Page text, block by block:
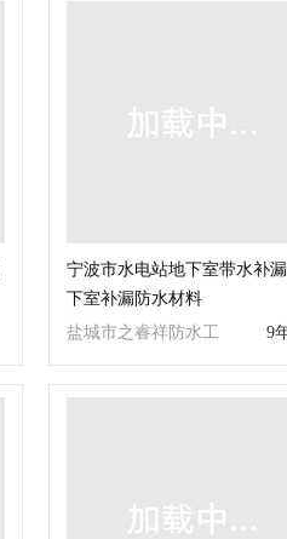
宁波市水电站地下室带水补
下室补漏防水材料
盐城市之睿祥防水工
程有限公司
9